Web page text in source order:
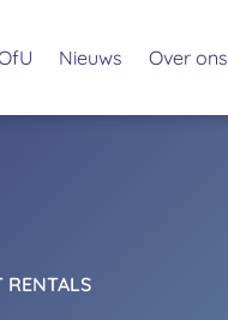
Nieuws Over ons
RENTALS